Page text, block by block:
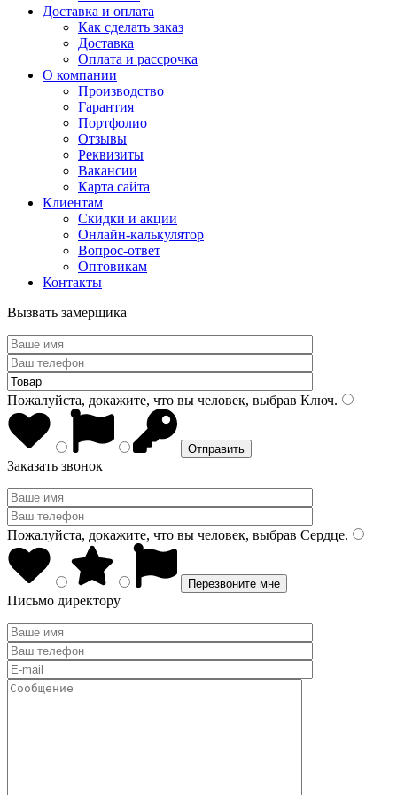
Доставка и оплата
Как сделать заказ
Доставка
Оплата и рассрочка
О компании
Производство
Гарантия
Портфолио
Отзывы
Реквизиты
Вакансии
Карта сайта
Клиентам
Скидки и акции
Онлайн-калькулятор
Вопрос-ответ
Оптовикам
Контакты
Вызвать замерщика
Пожалуйста, докажите, что вы человек, выбрав Ключ.
Заказать звонок
Пожалуйста, докажите, что вы человек, выбрав Сердце.
Письмо директору